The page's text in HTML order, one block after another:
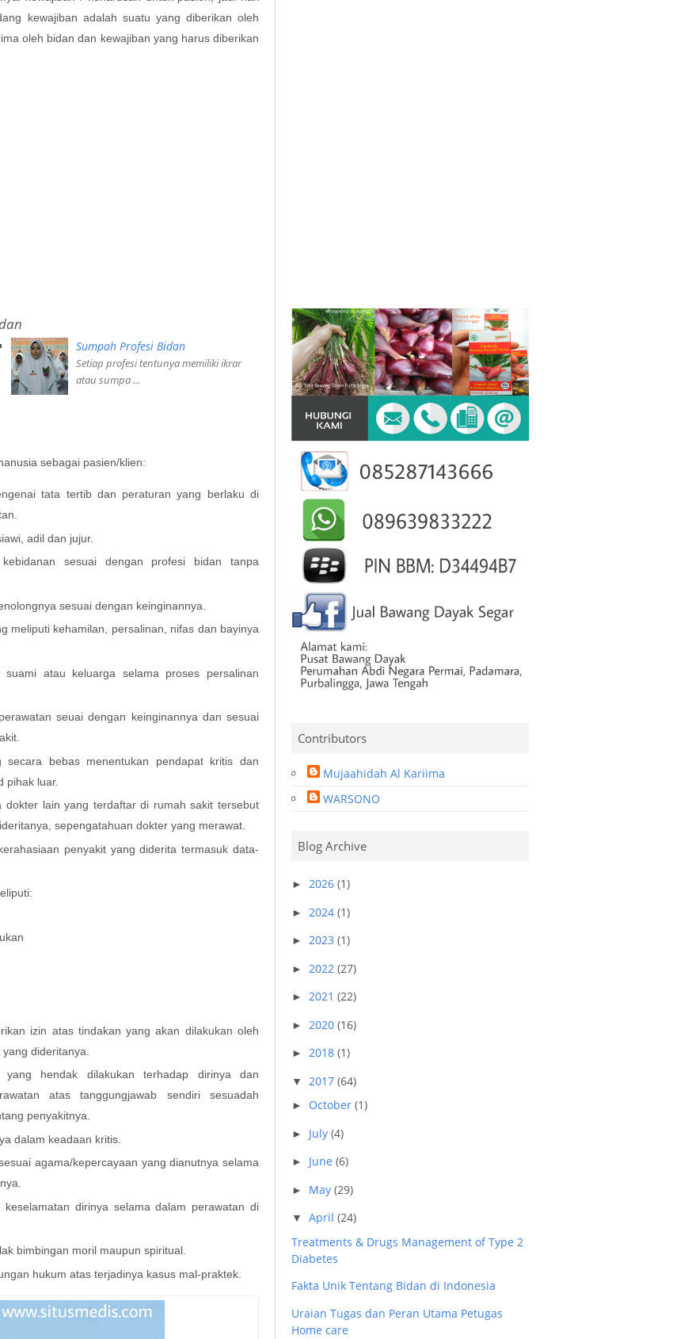
Sub3
kewajiban adalah suatu yang diberikan oleh
oleh bidan dan kewajiban yang harus diberikan
Sumpah Profesi Bidan
Setiap profesi tentunya memiliki ikrar
atau sumpa ...
sebagai pasien/klien:
tata tertib dan peraturan yang berlaku di
adil dan jujur.
sesuai dengan profesi bidan tanpa
sesuai dengan keinginannya.
meliputi kehamilan, persalinan, nifas dan bayinya
suami atau keluarga selama proses persalinan
seuai dengan keinginannya dan sesuai
bebas menentukan pendapat kritis dan
pihak luar.
dokter lain yang terdaftar di rumah sakit tersebut
sepengatahuan dokter yang merawat.
penyakit yang diderita termasuk data-
izin atas tindakan yang akan dilakukan oleh
dideritanya.
yang hendak dilakukan terhadap dirinya dan
atas tanggungjawab sendiri sesuadah
penyakitnya.
dalam keadaan kritis.
agama/kepercayaan yang dianutnya selama
dirinya selama dalam perawatan di
bimbingan moril maupun spiritual.
hukum atas terjadinya kasus mal-praktek.
Contributors
Mujaahidah Al Kariima
WARSONO
Blog Archive
► 2026 (1)
► 2024 (1)
► 2023 (1)
► 2022 (27)
► 2021 (22)
► 2020 (16)
► 2018 (1)
▼ 2017 (64)
► October (1)
► July (4)
► June (6)
► May (29)
▼ April (24)
Treatments & Drugs Management of Type 2
Diabetes
Fakta Unik Tentang Bidan di Indonesia
Uraian Tugas dan Peran Utama Petugas
Home care